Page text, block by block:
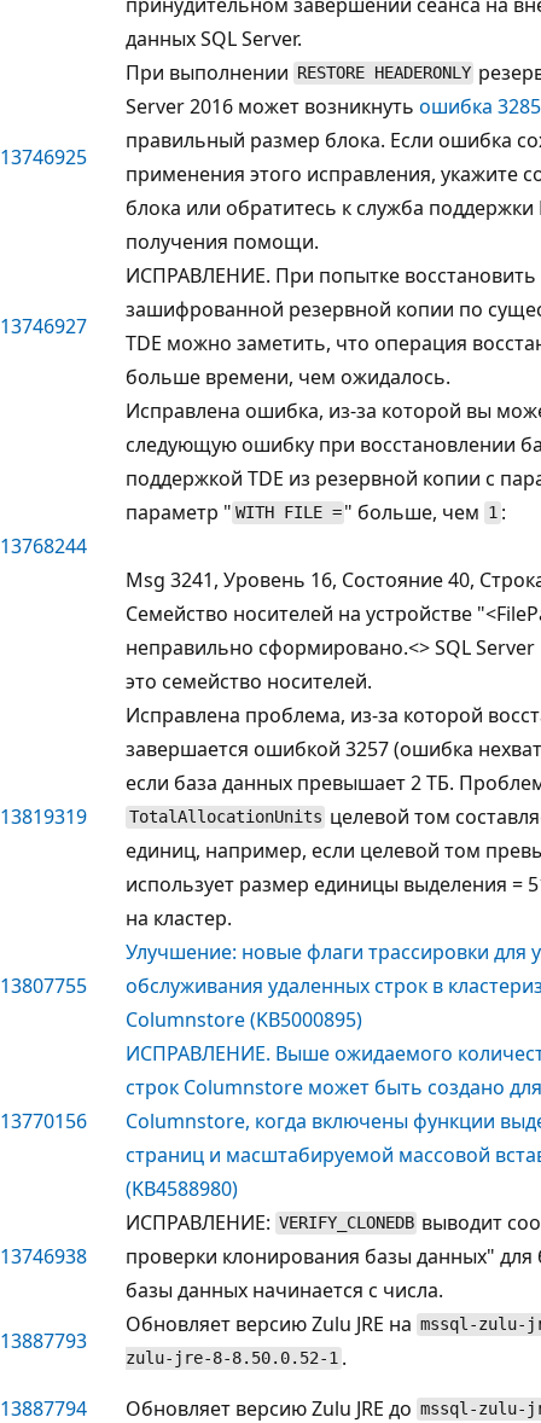
данных SQL Server.
13746925
При выполнении RESTORE HEADERONLY
Server 2016 может возникнуть ошибка 3285
правильный размер блока. Если ошибка
применения этого исправления, укажите
блока или обратитесь к служба
получения помощи.
13746927
ИСПРАВЛЕНИЕ. При попытке восстановить
зашифрованной резервной копии по
TDE можно заметить, что операция
больше времени, чем ожидалось.
13768244
Исправлена ошибка, из-за которой вы
следующую ошибку при восстановлении
поддержкой TDE из резервной копии с
параметр " WITH FILE = " больше, чем 1:
Msg 3241, Уровень 16, Состояние 40,
Семейство носителей на устройстве
неправильно сформировано.<> SQL
это семейство носителей.
13819319
Исправлена проблема, из-за которой
завершается ошибкой 3257 (ошибка
если база данных превышает 2 ТБ.
TotalAllocationUnits целевой том
единиц, например, если целевой том
использует размер единицы выделения =
на кластер.
13807755
Улучшение: новые флаги трассировки для
обслуживания удаленных строк в
Columnstore (KB5000895)
13770156
ИСПРАВЛЕНИЕ. Выше ожидаемого
строк Columnstore может быть создано
Columnstore, когда включены функции
страниц и масштабируемой массовой
(KB4588980)
13746938
ИСПРАВЛЕНИЕ: VERIFY_CLONEDB выводит
проверки клонирования базы данных"
базы данных начинается с числа.
13887793
Обновляет версию Zulu JRE на mssql-zulu-
zulu-jre-8-8.50.0.52-1 .
13887794
Обновляет версию Zulu JRE до mssql-zulu-